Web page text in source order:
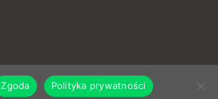
Zgoda Polityka prywatności